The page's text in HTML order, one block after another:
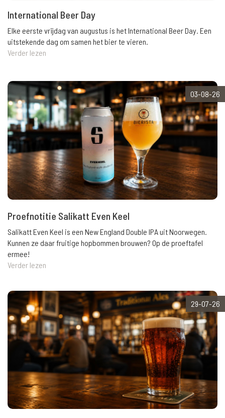
International Beer Day
Elke eerste vrijdag van augustus is het International Beer Day. Een
uitstekende dag om samen het bier te vieren.
Verder lezen
03-08-26
Proefnotitie Salikatt Even Keel
Salikatt Even Keel is een New England Double IPA uit Noorwegen.
Kunnen ze daar fruitige hopbommen brouwen? Op de proeftafel
ermee!
Verder lezen
29-07-26